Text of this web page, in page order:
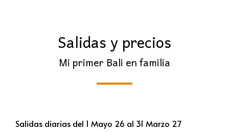
Salidas y precios
Mi primer Bali en familia
Salidas diarias del 1 Mayo 26 al 31 Marzo 27